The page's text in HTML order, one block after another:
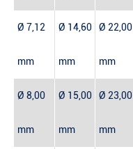
Ø 7,12
mm
Ø 14,60
mm
Ø 22,00
mm
Ø 8,00
mm
Ø 15,00
mm
Ø 23,00
mm